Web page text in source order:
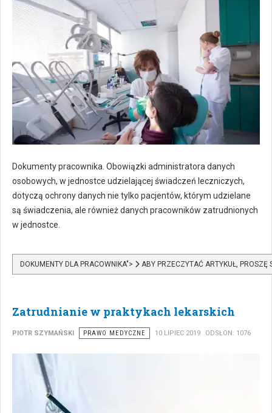
Dokumenty pracownika. Obowiązki administratora danych
osobowych, w jednostce udzielającej świadczeń leczniczych,
dotyczą ochrony danych nie tylko pacjentów, którym udzielane
są świadczenia, ale również danych pracowników zatrudnionych
w jednostce.
DOKUMENTY DLA PRACOWNIKA"> ABY PRZECZYTAĆ ARTYKUŁ, PROSZĘ
Zatrudnianie w praktykach lekarskich
PIOTR SZYMAŃSKI PRAWO MEDYCZNE 10 LIPIEC 2019 ODSŁON: 1076